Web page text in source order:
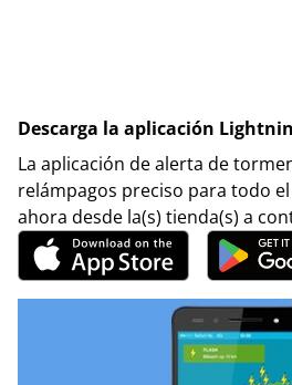
Descarga la aplicación
La aplicación de alerta de
relámpagos preciso para todo
ahora desde la(s) tienda(s) a